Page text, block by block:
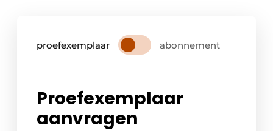
proefexemplaar abonnement
Proefexemplaar
aanvragen